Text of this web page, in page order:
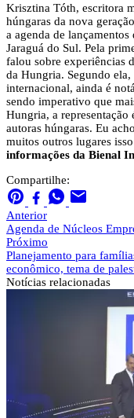
Krisztina Tóth, escritora
húngaras da nova
a agenda de
Jaraguá do Sul. Pela
falou sobre experiências
da Hungria. Segundo ela,
internacional, ainda é
sendo imperativo que
Hungria, a representação
autoras húngaras. Eu
muitos outros lugares
informações da Bienal
Compartilhe:
Anterior
Agenda de Núcleos
Próximo
Planejamento para
econômico, tema de
Notícias relacionadas